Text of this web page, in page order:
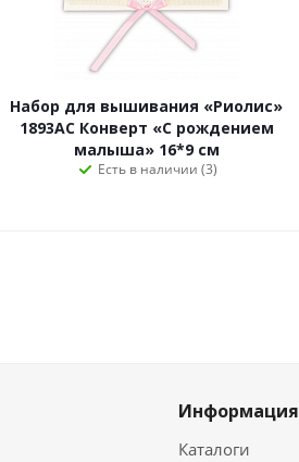
Набор для вышивания «Риолис»
1893АС Конверт «С рождением
малыша» 16*9 см
Есть в наличии (3)
Информация
Каталоги